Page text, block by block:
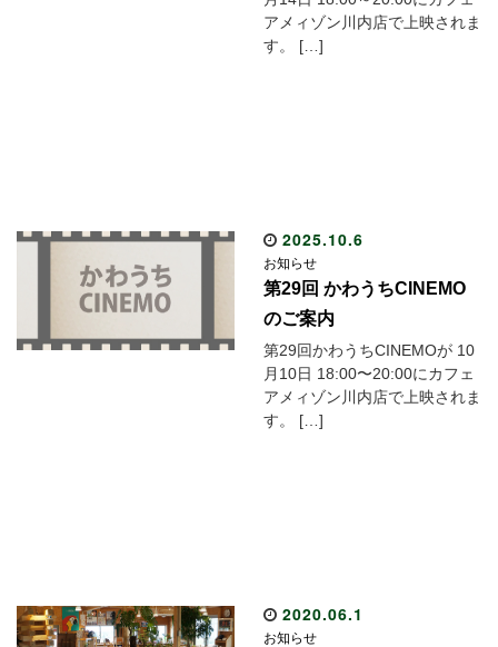
アメィゾン川内店で上映されま
す。 […]
2025.10.6
お知らせ
第29回 かわうちCINEMO
のご案内
第29回かわうちCINEMOが 10
月10日 18:00〜20:00にカフェ
アメィゾン川内店で上映されま
す。 […]
2020.06.1
お知らせ